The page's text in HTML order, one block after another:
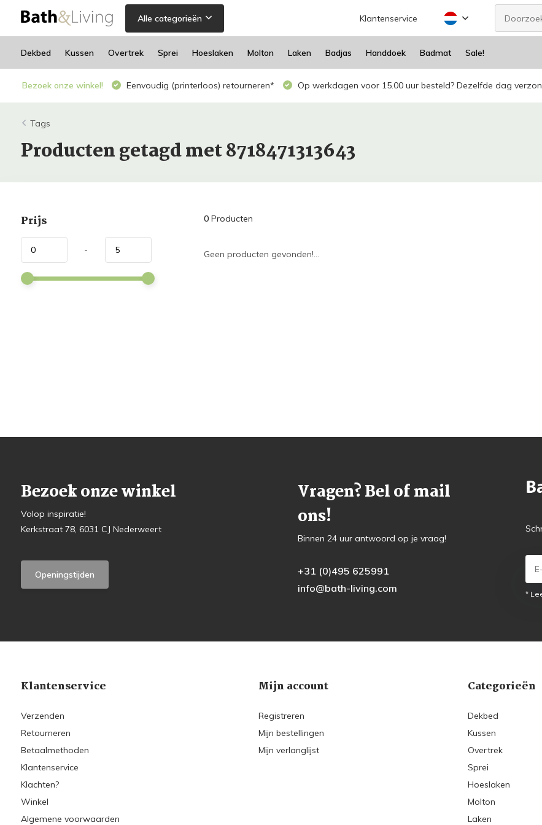
Alle categorieën Klantenservice
Dekbed Kussen Overtrek Sprei Hoeslaken Molton Laken Badjas Handdoek Badmat Sale!
Bezoek onze winkel! Eenvoudig (printerloos) retourneren* Op werkdagen voor 15.00 uur besteld? Dezelfde dag
Tags
Producten getagd met 8718471313643
Prijs
-
0Producten
Geen producten gevonden!...
Bezoek onze winkel
Volop inspiratie!
Kerkstraat 78, 6031 CJ Nederweert
Openingstijden
Vragen? Bel of mail
ons!
Binnen 24 uur antwoord op je vraag!
+31 (0)495 625991
info@bath-living.com
*
Klantenservice
Verzenden
Retourneren
Betaalmethoden
Klantenservice
Klachten?
Winkel
Algemene voorwaarden
Mijn account
Registreren
Mijn bestellingen
Mijn verlanglijst
Categorieën
Dekbed
Kussen
Overtrek
Sprei
Hoeslaken
Molton
Laken